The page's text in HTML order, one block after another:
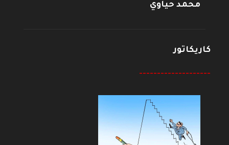
محمد حياوي
كاريكاتور
--------------------